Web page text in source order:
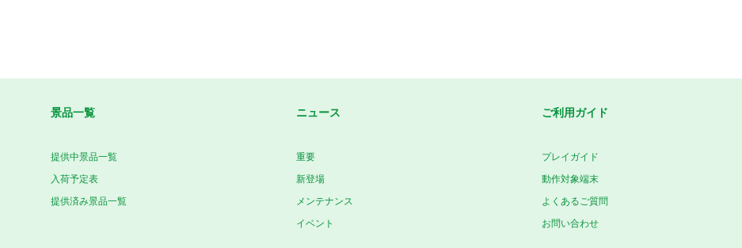
景品一覧
提供中景品一覧
入荷予定表
提供済み景品一覧
ニュース
重要
新登場
メンテナンス
イベント
ご利用ガイド
プレイガイド
動作対象端末
よくあるご質問
お問い合わせ